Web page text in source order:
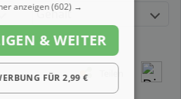
Gehalt
anzeigen(602) →
& WEITER
FÜR 2,99 €